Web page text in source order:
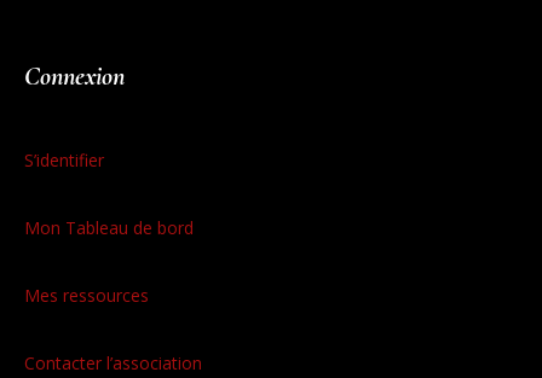
Connexion
S’identifier
Mon Tableau de bord
Mes ressources
Contacter l’association